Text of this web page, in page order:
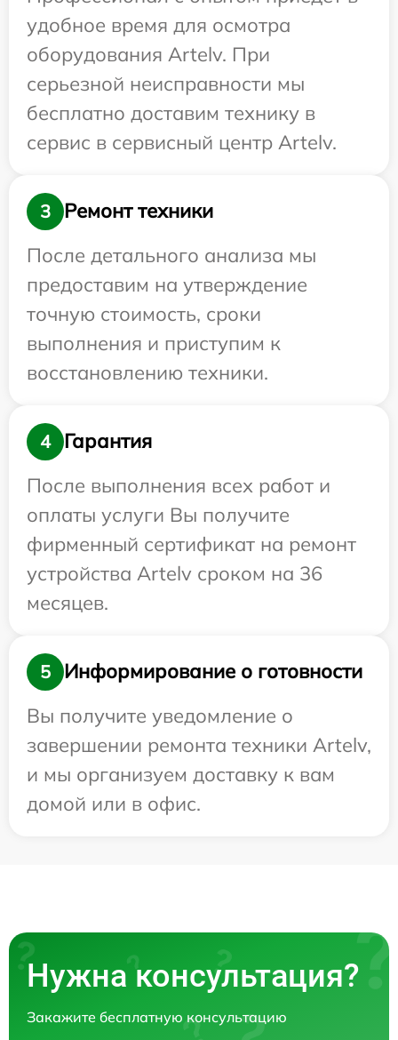
удобное время для осмотра
оборудования Artelv. При
серьезной неисправности мы
бесплатно доставим технику в
сервис в сервисный центр Artelv.
3
Ремонт техники
После детального анализа мы
предоставим на утверждение
точную стоимость, сроки
выполнения и приступим к
восстановлению техники.
4
Гарантия
После выполнения всех работ и
оплаты услуги Вы получите
фирменный сертификат на ремонт
устройства Artelv сроком на 36
месяцев.
5
Информирование о готовности
Вы получите уведомление о
завершении ремонта техники Artelv,
и мы организуем доставку к вам
домой или в офис.
Нужна консультация?
Закажите бесплатную консультацию